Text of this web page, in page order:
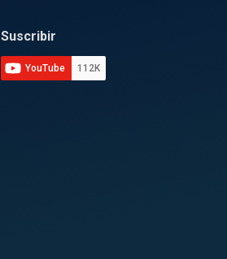
Suscribir
YouTube 112K